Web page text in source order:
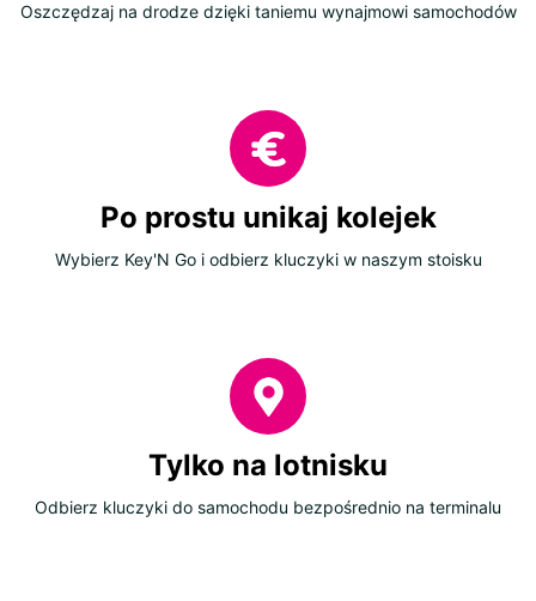
Oszczędzaj na drodze dzięki taniemu wynajmowi samochodów
Po prostu unikaj kolejek
Wybierz Key'N Go i odbierz kluczyki w naszym stoisku
Tylko na lotnisku
Odbierz kluczyki do samochodu bezpośrednio na terminalu